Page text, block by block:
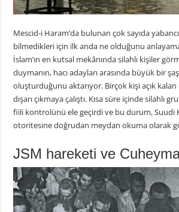
Mescid-i Haram’da bulunan çok sayıda
bilmedikleri için ilk anda ne olduğunu
İslam’ın en kutsal mekânında silahlı kişiler
duymanın, hacı adayları arasında büyük bir
oluşturduğunu aktarıyor. Birçok kişi açık
dışarı çıkmaya çalıştı. Kısa süre içinde silahlı
fiili kontrolünü ele geçirdi ve bu durum, Suudi
otoritesine doğrudan meydan okuma olarak
JSM hareketi ve